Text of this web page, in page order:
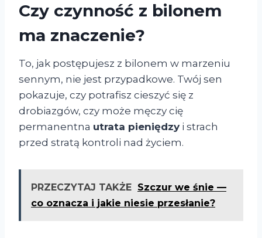
Czy czynność z bilonem
ma znaczenie?
To, jak postępujesz z bilonem w marzeniu
sennym, nie jest przypadkowe. Twój sen
pokazuje, czy potrafisz cieszyć się z
drobiazgów, czy może męczy cię
permanentna utrata pieniędzy i strach
przed stratą kontroli nad życiem.
PRZECZYTAJ TAKŻE Szczur we śnie —
co oznacza i jakie niesie przesłanie?